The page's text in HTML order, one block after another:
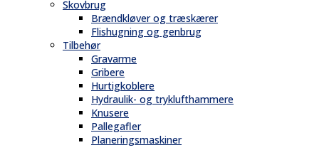
Skovbrug
Brændkløver og træskærer
Flishugning og genbrug
Tilbehør
Gravarme
Gribere
Hurtigkoblere
Hydraulik- og tryklufthammere
Knusere
Pallegafler
Planeringsmaskiner